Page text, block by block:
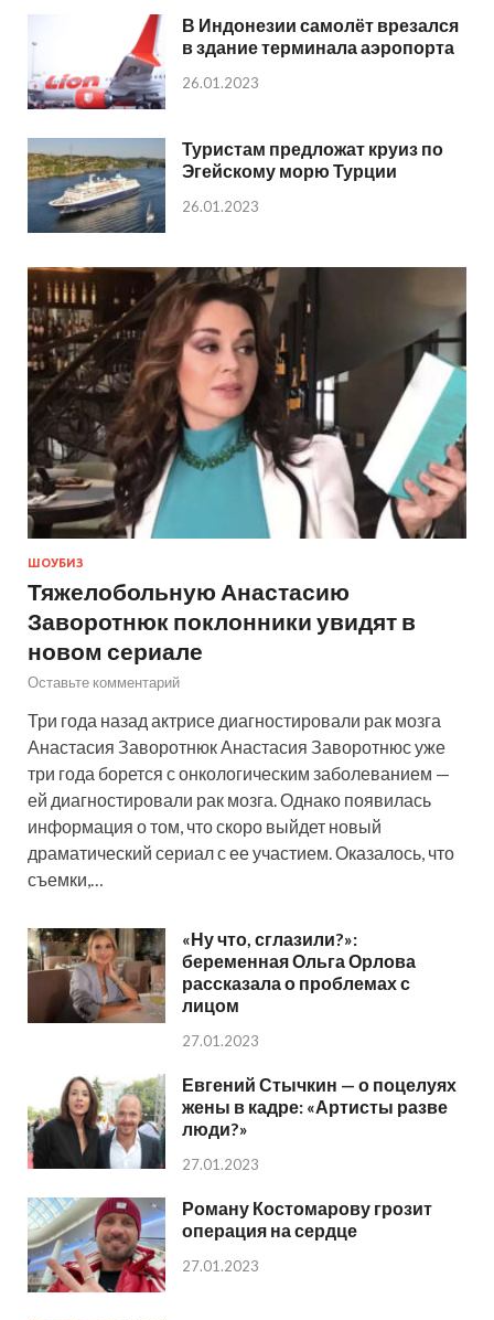
В Индонезии самолёт врезался
в здание терминала аэропорта
26.01.2023
Туристам предложат круиз по
Эгейскому морю Турции
26.01.2023
ШОУБИЗ
Тяжелобольную Анастасию
Заворотнюк поклонники увидят в
новом сериале
Оставьте комментарий
Три года назад актрисе диагностировали рак мозга
Анастасия Заворотнюк Анастасия Заворотнюс уже
три года борется с онкологическим заболеванием —
ей диагностировали рак мозга. Однако появилась
информация о том, что скоро выйдет новый
драматический сериал с ее участием. Оказалось, что
съемки,…
«Ну что, сглазили?»:
беременная Ольга Орлова
рассказала о проблемах с
лицом
27.01.2023
Евгений Стычкин — о поцелуях
жены в кадре: «Артисты разве
люди?»
27.01.2023
Роману Костомарову грозит
операция на сердце
27.01.2023